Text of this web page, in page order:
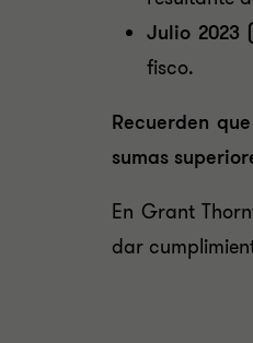
Julio 2023
fisco.
Recuerden
sumas
En Grant
dar